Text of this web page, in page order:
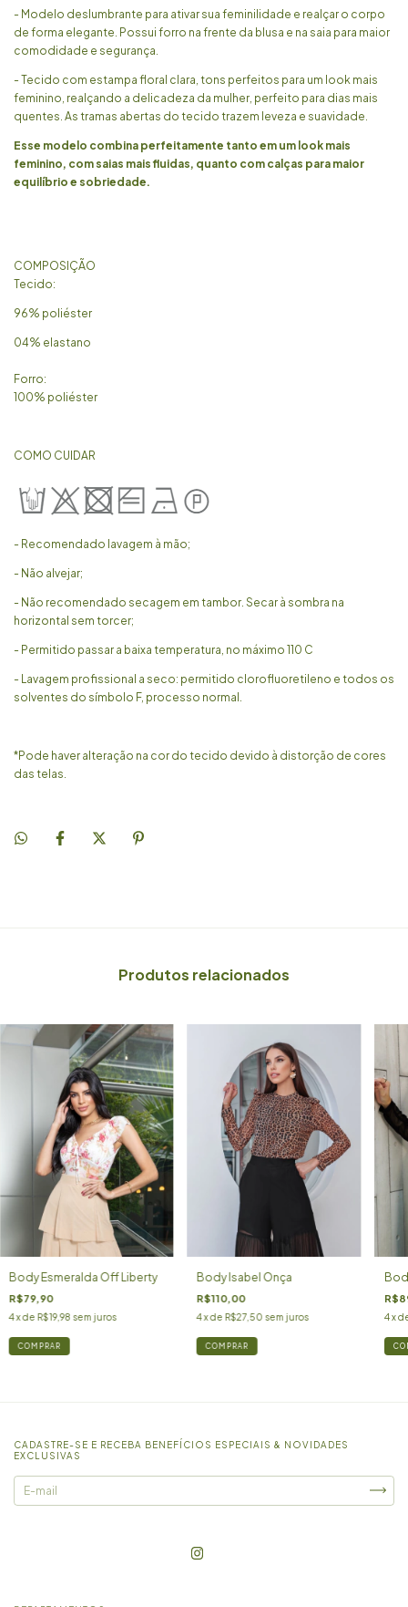
- Modelo deslumbrante para ativar sua feminilidade e realçar o corpo
de forma elegante. Possui forro na frente da blusa e na saia para maior
comodidade e segurança.
- Tecido com estampa floral clara, tons perfeitos para um look mais
feminino, realçando a delicadeza da mulher, perfeito para dias mais
quentes. As tramas abertas do tecido trazem leveza e suavidade.
Esse modelo combina perfeitamente tanto em um look mais
feminino, com saias mais fluidas, quanto com calças para maior
equilíbrio e sobriedade.
COMPOSIÇÃO
Tecido:
96% poliéster
04% elastano
Forro:
100% poliéster
COMO CUIDAR
- Recomendado lavagem à mão;
- Não alvejar;
- Não recomendado secagem em tambor. Secar à sombra na
horizontal sem torcer;
- Permitido passar a baixa temperatura, no máximo 110 C
- Lavagem profissional a seco: permitido clorofluoretileno e todos os
solventes do símbolo F, processo normal.
*Pode haver alteração na cor do tecido devido à distorção de cores
das telas.
Produtos relacionados
Body Esmeralda Off Liberty
R$79,90
4x de R$19,98 sem juros
COMPRAR
Body Isabel Onça
R$110,00
4x de R$27,50 sem juros
COMPRAR
4 x
CADASTRE-SE E RECEBA BENEFÍCIOS ESPECIAIS & NOVIDADES
EXCLUSIVAS